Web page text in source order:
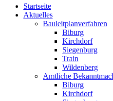
Startseite
Aktuelles
Bauleitplanverfahren
Biburg
Kirchdorf
Siegenburg
Train
Wildenberg
Amtliche
Biburg
Kirchdorf